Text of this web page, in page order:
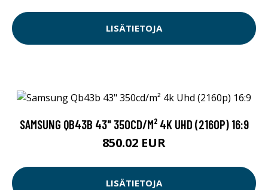
LISÄTIETOJA
SAMSUNG QB43B 43" 350CD/M² 4K UHD (2160P) 16:9
850.02 EUR
LISÄTIETOJA